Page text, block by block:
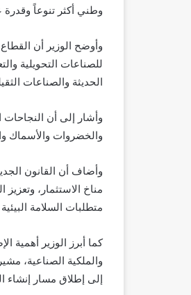
وطني أكثر تنوعاً
وأوضح الوزير أن
للصناعات التحويلية
الحديثة والصناعات
وأشار إلى أن
والخضروات والأسماك
وأضاف أن القانون
مناخ الاستثمار، وتعزيز
متطلبات السلامة
كما أبرز الوزير أهمية
والملكية الصناعية،
إلى إطلاق مسار إنشاء